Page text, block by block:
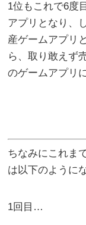
1位もこれで6度
アプリとなり、
産ゲームアプリ
ら、取り敢えず
のゲームアプリ
ちなみにこれま
は以下のように
1回目…